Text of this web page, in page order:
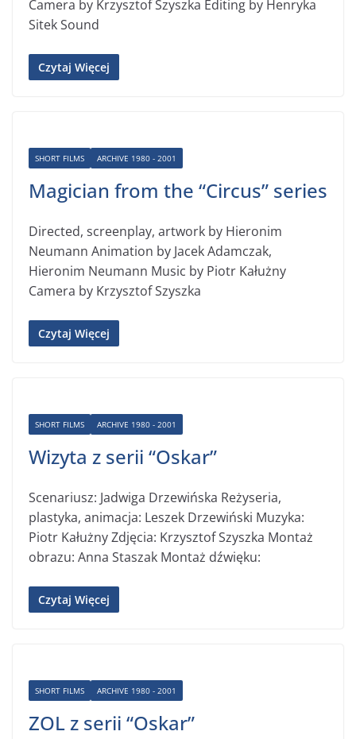
Camera by Krzysztof Szyszka Editing by Henryka
Sitek Sound
Czytaj Więcej
SHORT FILMS ARCHIVE 1980 - 2001
Magician from the “Circus” series
Directed, screenplay, artwork by Hieronim
Neumann Animation by Jacek Adamczak,
Hieronim Neumann Music by Piotr Kałużny
Camera by Krzysztof Szyszka
Czytaj Więcej
SHORT FILMS ARCHIVE 1980 - 2001
Wizyta z serii “Oskar”
Scenariusz: Jadwiga Drzewińska Reżyseria,
plastyka, animacja: Leszek Drzewiński Muzyka:
Piotr Kałużny Zdjęcia: Krzysztof Szyszka Montaż
obrazu: Anna Staszak Montaż dźwięku:
Czytaj Więcej
SHORT FILMS ARCHIVE 1980 - 2001
ZOL z serii “Oskar”